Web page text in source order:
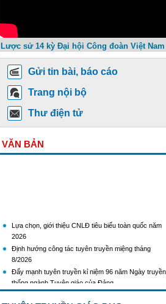
Lược sử 14 kỳ Đại hội Công đoàn Việt Nam
Gửi tin bài, báo cáo
Trang nội bộ
Thư điện tử
VĂN BẢN
Định hướng công tác tuyên truyền miệng tháng
Đẩy mạnh tuyên truyền kỉ niệm 96 năm Ngày truyền
thống ngành Tuyên giáo của Đảng
Kế hoạch Tổ chức Cuộc thi sáng tạo video, clip
tuyên truyền phòng, chống tác hại của thuốc lá năm
2026